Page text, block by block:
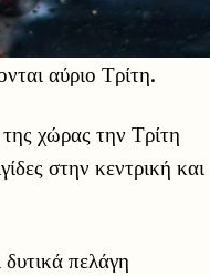
αύριο Τρίτη.
χώρας την Τρίτη
στην κεντρική και
πελάγη